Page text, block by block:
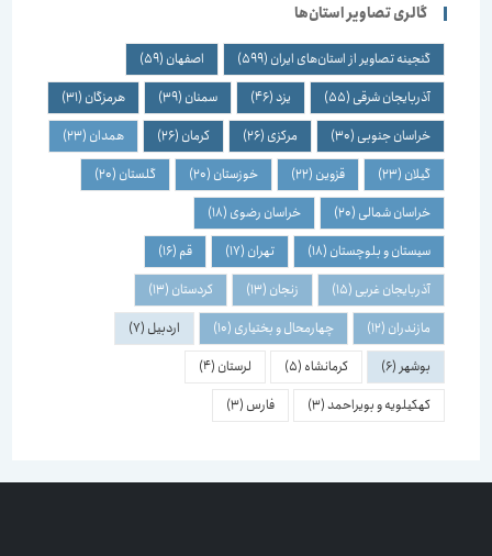
گالری تصاویر استان‌ها
گنجینه تصاویر از استان‌های ایران(599) اصفهان(59)
آذربایجان شرقی(55)
(46) سمنان(39) هرمزگان(31)
خراسان جنوبی(30) مرکزی(26) کرمان(26) همدان(23)
گیلان(23) قزوین(22) خوزستان(20) گلستان(20)
خراسان شمالی(20) خراسان رضوی(18)
سیستان و بلوچستان(18) تهران(17)
(16)
آذربایجان غربی(15) زنجان(13) کردستان(13)
مازندران(12) چهارمحال و بختیاری(10) اردبیل(7)
بوشهر(6) کرمانشاه(5) لرستان(4)
کهکیلویه و بویراحمد(3) فارس(3)